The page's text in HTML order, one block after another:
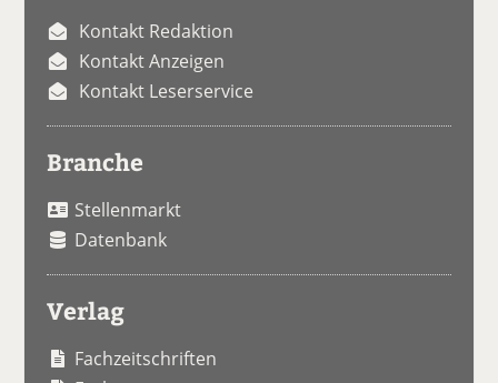
Kontakt Redaktion
Kontakt Anzeigen
Kontakt Leserservice
Branche
Stellenmarkt
Datenbank
Verlag
Fachzeitschriften